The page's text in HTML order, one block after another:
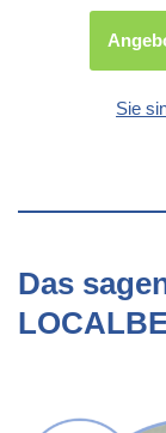
Sie
Das